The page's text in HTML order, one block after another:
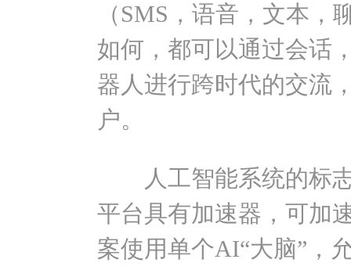
（SMS，语音，文本
如何，都可以通过会话
器人进行跨时代的交流
户。
人工智能系统的标志
平台具有加速器，可加
案使用单个AI“大脑”，